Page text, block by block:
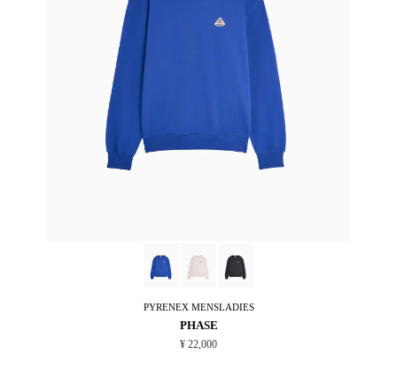
PYRENEXMENSLADIES
PHASE
¥ 22,000